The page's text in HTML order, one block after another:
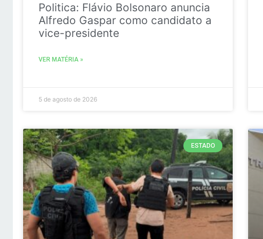
Politica: Flávio Bolsonaro anuncia
Alfredo Gaspar como candidato a
vice-presidente
VER MATÉRIA »
5 de agosto de 2026
ESTADO